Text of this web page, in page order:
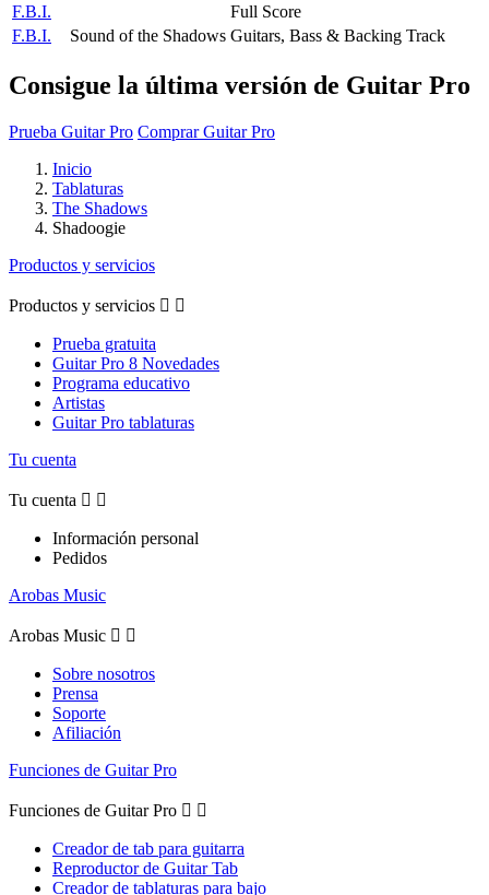
F.B.I.
Full Score
F.B.I.
Sound of the Shadows Guitars, Bass & Backing Track
Consigue la última versión de Guitar Pro
Prueba Guitar Pro Comprar Guitar Pro
Inicio
Tablaturas
The Shadows
Shadoogie
Productos y servicios
Productos y servicios  
Prueba gratuita
Guitar Pro 8 Novedades
Programa educativo
Artistas
Guitar Pro tablaturas
Tu cuenta
Tu cuenta  
Información personal
Pedidos
Arobas Music
Arobas Music  
Sobre nosotros
Prensa
Soporte
Afiliación
Funciones de Guitar Pro
Funciones de Guitar Pro  
Creador de tab para guitarra
Reproductor de Guitar Tab
Creador de tablaturas para bajo